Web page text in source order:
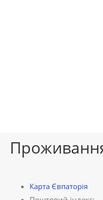
Карта Євпаторія